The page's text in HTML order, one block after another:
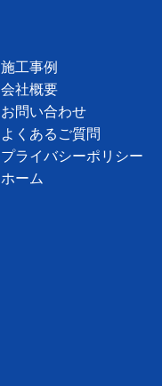
施工事例
会社概要
お問い合わせ
よくあるご質問
プライバシーポリシー
ホーム